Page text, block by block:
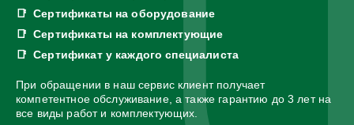
Сертификаты на оборудование
Сертификаты на комплектующие
Сертификат у каждого специалиста
При обращении в наш сервис клиент получает
компетентное обслуживание, а также гарантию до 3 лет на
все виды работ и комплектующих.